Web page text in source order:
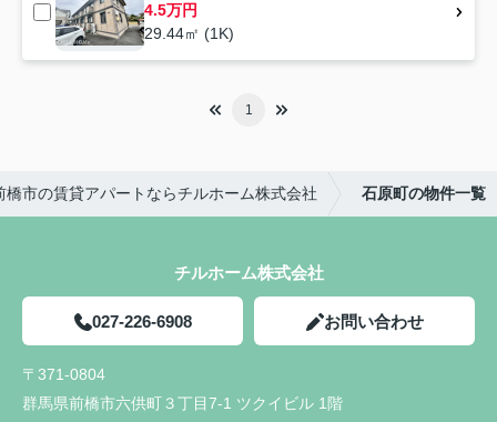
4.5万円
29.44㎡ (1K)
1
橋市の賃貸アパートならチルホーム株式会社 石原町の物件一覧
チルホーム株式会社
027-226-6908 お問い合わせ
〒371-0804
群馬県前橋市六供町３丁目7-1 ツクイビル 1階